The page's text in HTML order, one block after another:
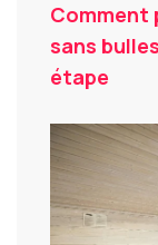
Comment
sans
étape